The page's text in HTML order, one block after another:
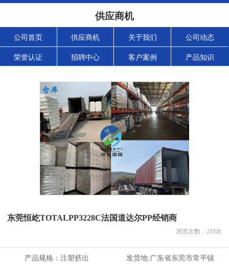
供应商机
公司首页 供应商机 关于我们 公司动态
荣誉认证 招聘中心 客户案例 产品知识
东莞恒屹TOTALPP3228C法国道达尔PP经销商
浏览次数： 218次
产品规格： 注塑挤出 发货地:广东省东莞市常平镇